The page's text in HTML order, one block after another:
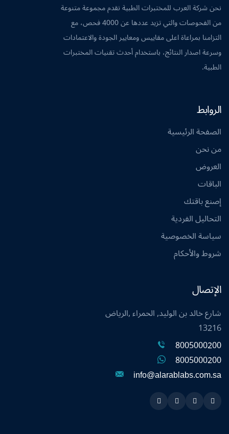
نحن شركة العرب للمختبرات الطبية نقدم مجموعة متنوعة
من الفحوصات والتي تزيد عددها عن 4000 فحص، مع
التزامنا بمراعاة اعلى مقاييس ومعايير الجودة والاعتمادات
وسرعة اصدار النتائج، باستخدام أحدث تقنيات المختبرات
الطبية.
الروابط
الصفحة الرئيسية
من نحن
العروض
الباقات
إصنع باقتك
التحاليل الفردية
سياسة الخصوصية
شروط والأحكام
الإتصال
شارع خالد بن الوليد, الحمراء ,الرياض
13216
8005000200
8005000200
info@alarablabs.com.sa
Snapchat
Twitter
Linkedin
Instagram